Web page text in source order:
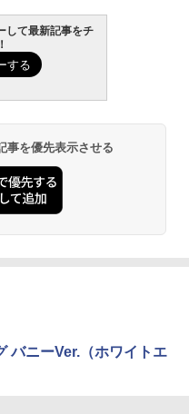
して最新記事をチ
事を優先表示させる
バニーVer.（ホワイトエ